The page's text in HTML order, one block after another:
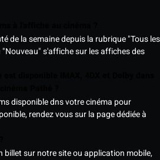
de la semaine depuis la rubrique "Tous les
s'affiche sur les affiches des
disponible dns votre cinéma pour
rendez vous sur la page dédiée à
billet sur notre site ou application mobile,